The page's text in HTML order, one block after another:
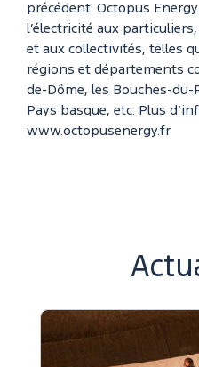
précédent. Octopus
l’électricité aux
et aux collectivités, telles
régions et départements
de-Dôme, les Bouches-du-
Pays basque, etc. Plus
www.octopusenergy.fr